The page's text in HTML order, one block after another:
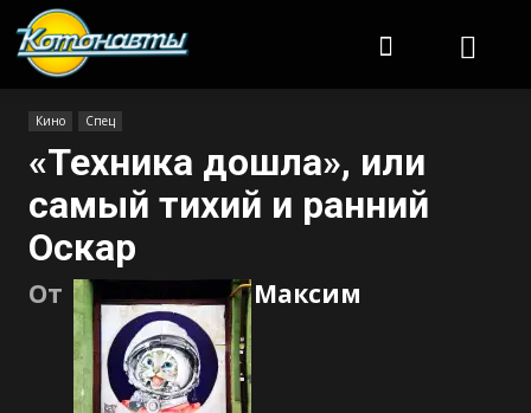
Кино Спец
«Техника дошла», или
самый тихий и ранний
Оскар
От Максим